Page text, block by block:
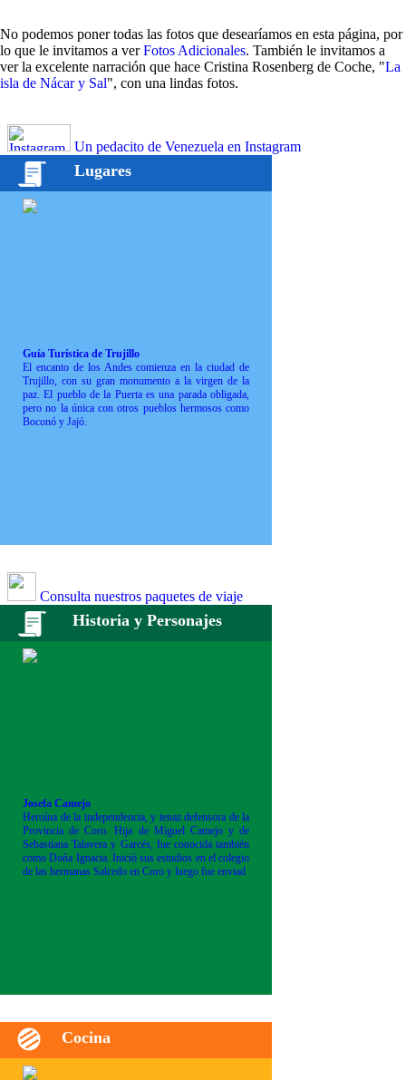
No podemos poner todas las fotos que desearíamos en esta página, por
lo que le invitamos a verFotos Adicionales. También le invitamos a
ver la excelente narración que hace Cristina Rosenberg de Coche, "La
isla de Nácar y Sal", con una lindas fotos.
Un pedacito de Venezuela en Instagram
Lugares
Guía Turística de Trujillo
El encanto de los Andes comienza en la ciudad de
Trujillo, con su gran monumento a la virgen de la
paz. El pueblo de la Puerta es una parada obligada,
pero no la única con otros pueblos hermosos como
Boconó y Jajó.
Consulta nuestros paquetes de viaje
Historia y Personajes
Josefa Camejo
Heroína de la independencia, y tenaz defensora de la
Provincia de Coro. Hija de Miguel Camejo y de
Sebastiana Talavera y Garcés, fue conocida también
como Doña Ignacia. Inició sus estudios en el colegio
de las hermanas Salcedo en Coro y luego fue enviad
Cocina